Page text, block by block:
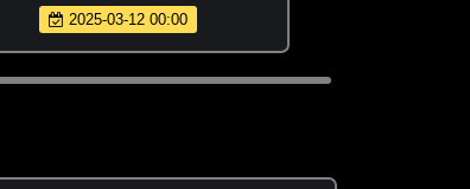
2025-03-12 00:00